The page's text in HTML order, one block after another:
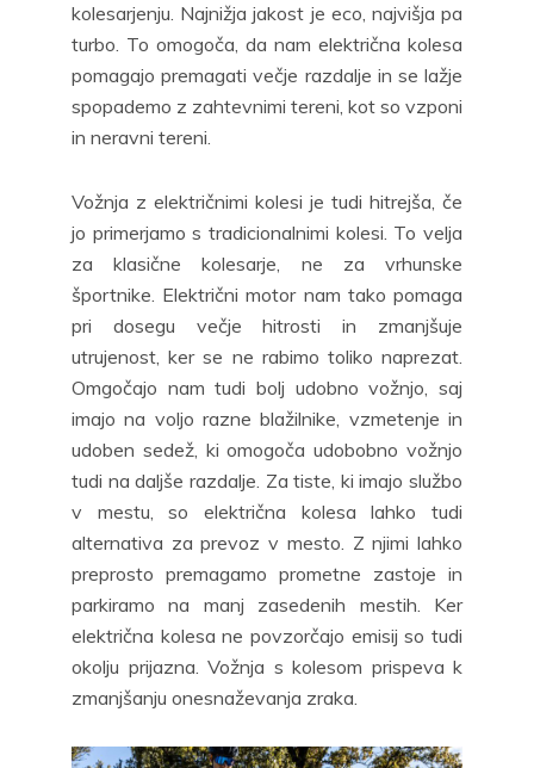
kolesarjenju. Najnižja jakost je eco, najvišja pa
turbo. To omogoča, da nam električna kolesa
pomagajo premagati večje razdalje in se lažje
spopademo z zahtevnimi tereni, kot so vzponi
in neravni tereni.
Vožnja z električnimi kolesi je tudi hitrejša, če
jo primerjamo s tradicionalnimi kolesi. To velja
za klasične kolesarje, ne za vrhunske
športnike. Električni motor nam tako pomaga
pri dosegu večje hitrosti in zmanjšuje
utrujenost, ker se ne rabimo toliko naprezat.
Omgočajo nam tudi bolj udobno vožnjo, saj
imajo na voljo razne blažilnike, vzmetenje in
udoben sedež, ki omogoča udobobno vožnjo
tudi na daljše razdalje. Za tiste, ki imajo službo
v mestu, so električna kolesa lahko tudi
alternativa za prevoz v mesto. Z njimi lahko
preprosto premagamo prometne zastoje in
parkiramo na manj zasedenih mestih. Ker
električna kolesa ne povzorčajo emisij so tudi
okolju prijazna. Vožnja s kolesom prispeva k
zmanjšanju onesnaževanja zraka.